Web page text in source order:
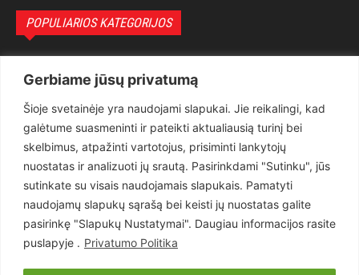
Gerbiame jūsų privatumą
Šioje svetainėje yra naudojami slapukai. Jie reikalingi, kad
galėtume suasmeninti ir pateikti aktualiausią turinį bei
skelbimus, atpažinti vartotojus, prisiminti lankytojų
nuostatas ir analizuoti jų srautą. Pasirinkdami "Sutinku", jūs
sutinkate su visais naudojamais slapukais. Pamatyti
naudojamų slapukų sąrašą bei keisti jų nuostatas galite
pasirinkę "Slapukų Nustatymai". Daugiau informacijos rasite
puslapyje . Privatumo Politika
POPULIARIOS KATEGORIJOS
Teisėsauga
1497
Aktualu
Lietuva
619
Pasaulis
Статьи на русском
Articles in english